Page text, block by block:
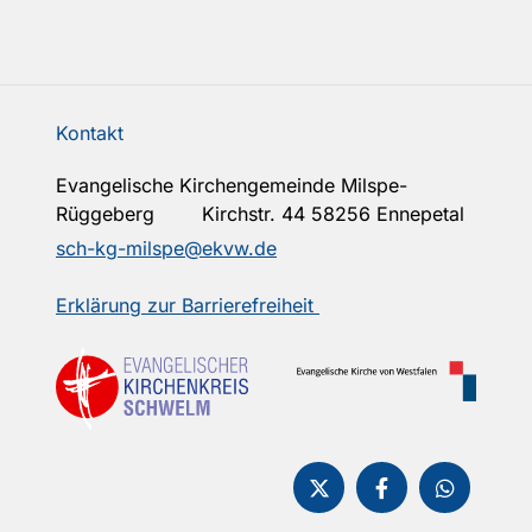
Kontakt
Evangelische Kirchengemeinde Milspe-
Rüggeberg Kirchstr. 44 58256 Ennepetal
sch-kg-milspe@ekvw.de
Erklärung zur Barrierefreiheit